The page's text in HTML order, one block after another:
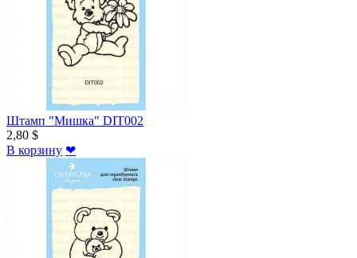
Штамп "Мишка" DIT002
2,80 $
В корзину ❤